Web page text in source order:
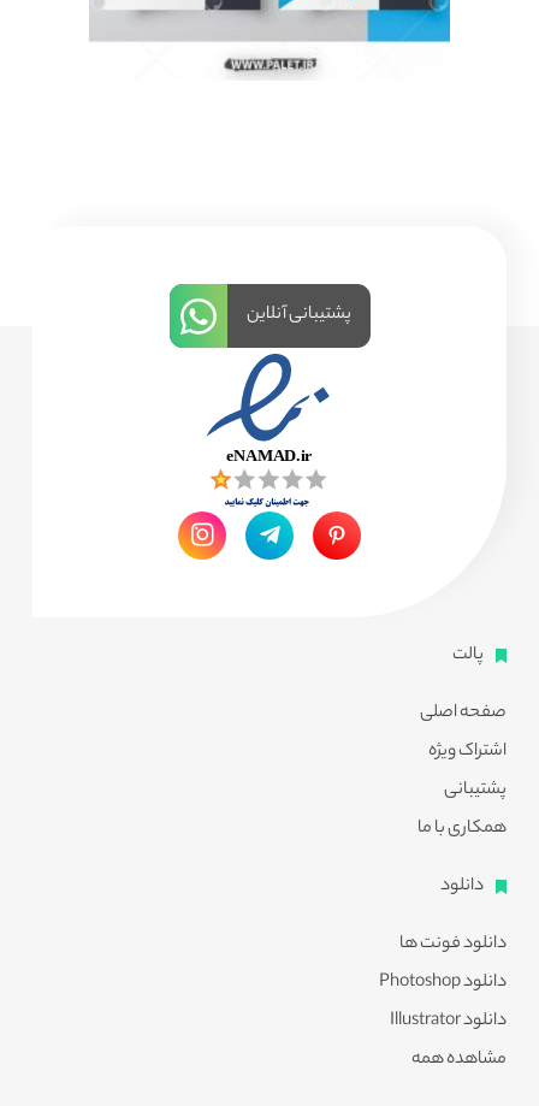
پالت
صفحه اصلی
اشتراک ویژه
پشتیبانی
همکاری با ما
دانلود
دانلود فونت ها
دانلود Photoshop
دانلود Illustrator
مشاهده همه
پشتیبانی آنلاین